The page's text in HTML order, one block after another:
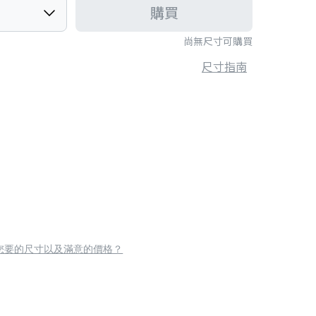
尚無尺寸可購買
購買
尺寸指南
要的尺寸以及滿意的價格？